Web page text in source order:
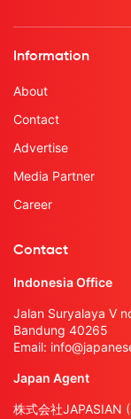
Information
About
Contact
Advertise
Media Partner
Career
Contact
Indonesia Office
Jalan Suryalaya V
Bandung 40265
Email:
Japan Agent
株式会社JAPASIAN